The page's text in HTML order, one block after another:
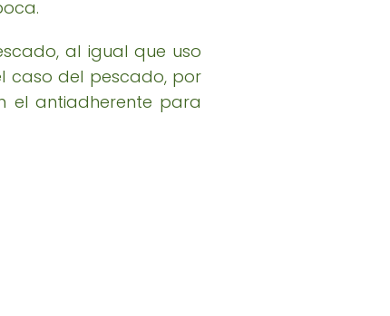
al igual que uso
caso del pescado, por
el antiadherente para